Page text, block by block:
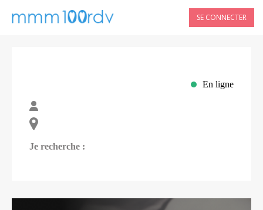
SE CONNECTER
En ligne
Je recherche :